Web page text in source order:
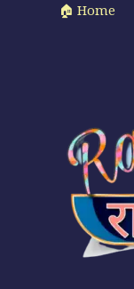
🏠 Home